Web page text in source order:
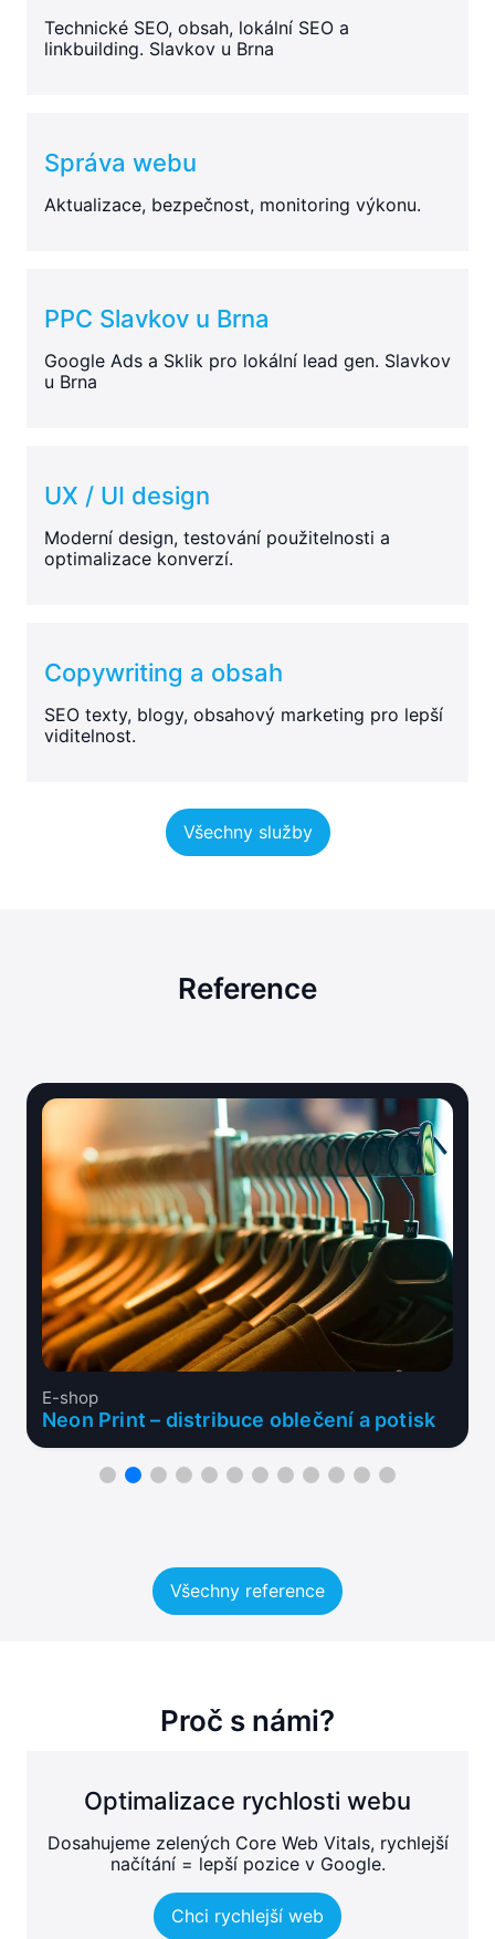
Technické SEO, obsah, lokální SEO a
linkbuilding. Slavkov u Brna
Správa webu
Aktualizace, bezpečnost, monitoring výkonu.
PPC Slavkov u Brna
Google Ads a Sklik pro lokální lead gen. Slavkov
u Brna
UX / UI design
Moderní design, testování použitelnosti a
optimalizace konverzí.
Copywriting a obsah
SEO texty, blogy, obsahový marketing pro lepší
viditelnost.
Všechny služby
Reference
E-shop
Neon Print – distribuce oblečení a potisk
Všechny reference
Proč s námi?
Optimalizace rychlosti webu
Dosahujeme zelených Core Web Vitals, rychlejší
načítání = lepší pozice v Google.
Chci rychlejší web